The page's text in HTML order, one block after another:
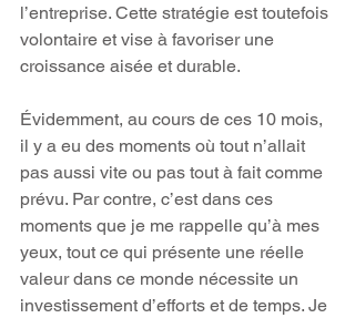
l’entreprise. Cette stratégie est toutefois
volontaire et vise à favoriser une
croissance aisée et durable.
Évidemment, au cours de ces 10 mois,
il y a eu des moments où tout n’allait
pas aussi vite ou pas tout à fait comme
prévu. Par contre, c’est dans ces
moments que je me rappelle qu’à mes
yeux, tout ce qui présente une réelle
valeur dans ce monde nécessite un
investissement d’efforts et de temps. Je